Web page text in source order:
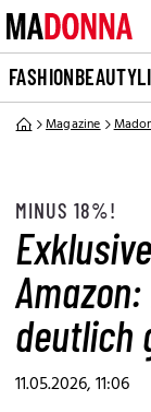
FASHIONBEAUTY
Magazine
MINUS 18%!
deutlich
11.05.2026, 11:06